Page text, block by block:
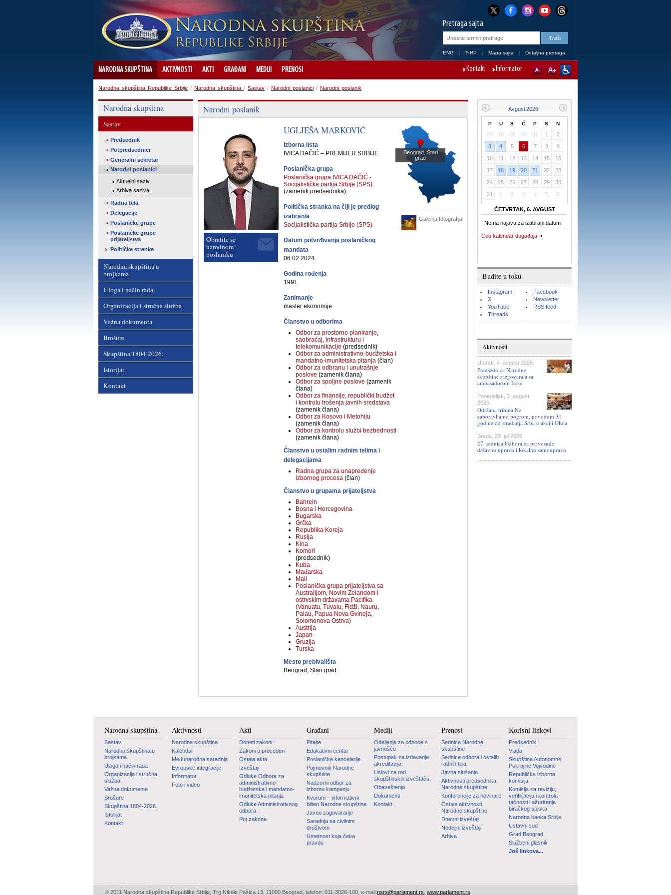
Pretraga sajta
ENG ЋИР Mapa sajta Detaljna pretraga
NARODNA SKUPŠTINA AKTIVNOSTI AKTI GRAĐANI MEDIJI PRENOSI Kontakt Informator
Narodna skupština Republike Srbije / Narodna skupština / Sastav / Narodni poslanici / Narodni poslanik
Narodna skupština
Sastav
Predsednik
Potpredsednici
Generalni sekretar
Narodni poslanici
Aktuelni saziv
Arhiva saziva
Radna tela
Delegacije
Poslaničke grupe
Poslaničke grupe
prijateljstva
Političke stranke
Narodna skupština u
brojkama
Uloga i način rada
Organizacija i stručna služba
Važna dokumenta
Brošure
Skupština 1804-2026.
Istorijat
Kontakt
Narodni poslanik
Obratite se
narodnom
poslaniku
Beograd, Stari
grad
Galerija fotografija
UGLJEŠAMARKOVIĆ
Izborna lista
IVICA DAČIĆ – PREMIJER SRBIJE
Poslanička grupa
Poslanička grupa IVICA DAČIĆ -
Socijalistička partija Srbije (SPS)
(zamenik predsednika)
Politička stranka na čiji je predlog
izabran/a
Socijalistička partija Srbije (SPS)
Datum potvrđivanja poslaničkog
mandata
06.02.2024.
Godina rođenja
1991.
Zanimanje
master ekonomije
Članstvo u odborima
Odbor za prostorno planiranje,
saobraćaj, infrastrukturu i
telekomunikacije (predsednik)
Odbor za administrativno-budžetska i
mandatno-imunitetska pitanja (član)
Odbor za odbranu i unutrašnje
poslove (zamenik člana)
Odbor za spoljne poslove (zamenik
člana)
Odbor za finansije, republički budžet
i kontrolu trošenja javnih sredstava
(zamenik člana)
Odbor za Kosovo i Metohiju
(zamenik člana)
Odbor za kontrolu službi bezbednosti
(zamenik člana)
Članstvo u ostalim radnim telima i
delegacijama
Radna grupa za unapređenje
izbornog procesa (član)
Članstvo u grupama prijateljstva
Bahrein
Bosna i Hercegovina
Bugarska
Grčka
Republika Koreja
Rusija
Kina
Komori
(predsednik)
Kuba
Mađarska
Mali
Poslanička grupa prijateljstva sa
Australijom, Novim Zelandom i
ostrvskim državama Pacifika
(Vanuatu, Tuvalu, Fidži, Nauru,
Palau, Papua Nova Gvineja,
Solomonova Ostrva)
Austrija
Japan
Gruzija
Turska
Mesto prebivališta
Beograd, Stari grad
P U S Č P S N
27 28 29 30 31 1
2
3
4 5 6 7 8
9
10
11 12 13 14 15
16
17
18 19 20 21 22
23
24
25 26 27 28 29
30
31
1 2 3 4 5 6
ČETVRTAK, 6. AVGUST
Nema najava za izabrani datum
Ceo kalendar događaja
Budite u toku
Instagram
X
YouTube
Threads
Facebook
Newsletter
RSS feed
Aktivnosti
Utorak, 4. avgust 2026.
Predsednica Narodne
skupštine razgovarala sa
ambasadorom Irske
Ponedeljak, 3. avgust
2026.
Održana tribina Ne
zaboravljamo pogrom, povodom 31
godine od stradanja Srba u akciji Oluja
Sreda, 29. jul 2026.
27. sednica Odbora za pravosuđe,
državnu upravu i lokalnu samoupravu
Narodna skupština
Sastav
Narodna skupština u
brojkama
Uloga i način rada
Organizacija i stručna
služba
Važna dokumenta
Brošure
Skupština 1804-2026.
Istorijat
Kontakt
Aktivnosti
Narodna skupština
Kalendar
Međunarodna saradnja
Evropske integracije
Informator
Foto i video
Akti
Doneti zakoni
Zakoni u proceduri
Ostala akta
Izveštaji
Odluke Odbora za
administrativno-
budžetska i mandatno-
imunitetska pitanja
Odluke Administrativnog
odbora
Put zakona
Građani
Pitajte
Edukativni centar
Poslaničke kancelarije
Pojmovnik Narodne
skupštine
Nadzorni odbor za
izbornu kampanju
Kvorum – informativni
bilten Narodne skupštine
Javno zagovaranje
Saradnja sa civilnim
društvom
Umetnost koja čeka
pravdu
Mediji
Odeljenje za odnose s
javnošću
Postupak za izdavanje
akreditacija
Uslovi za rad
skupštinskih izveštača
Obaveštenja
Dokumenti
Kontakt
Prenosi
Sednice Narodne
skupštine
Sednice odbora i ostalih
radnih tela
Javna slušanja
Aktivnosti predsednika
Narodne skupštine
Konferencije za novinare
Ostale aktivnosti
Narodne skupštine
Dnevni izveštaji
Nedeljni izveštaji
Arhiva
Korisni linkovi
Predsednik
Vlada
Skupština Autonomne
Pokrajine Vojvodine
Republička izborna
komisija
Komisija za reviziju,
verifikaciju i kontrolu
tačnosti i ažuriranja
biračkog spiska
Narodna banka Srbije
Ustavni sud
Grad Beograd
Službeni glasnik
Još linkova...
© 2011 Narodna skupština Republike Srbije, Trg Nikole Pašića 13, 11000 Beograd, telefon: 011-3026-100, e-mail:nsrs@parlament.rs www.parlament.rs